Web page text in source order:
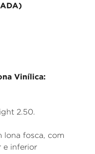
Vinílica:
2.50.
lona fosca, com
e inferior